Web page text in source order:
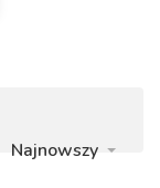
Najnowszy